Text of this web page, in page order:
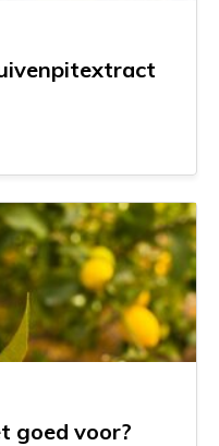
goed voor?